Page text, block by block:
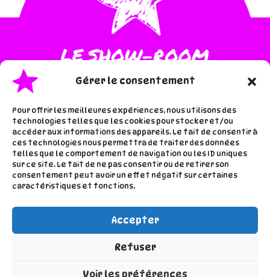
Gérer le consentement
Pour offrir les meilleures expériences, nous utilisons des
technologies telles que les cookies pour stocker et/ou
accéder aux informations des appareils. Le fait de consentir à
ces technologies nous permettra de traiter des données
telles que le comportement de navigation ou les ID uniques
sur ce site. Le fait de ne pas consentir ou de retirer son
consentement peut avoir un effet négatif sur certaines
caractéristiques et fonctions.
Accepter
Refuser
Voir les préférences
Accueil · Les inspis de lala ·
À proros de lala